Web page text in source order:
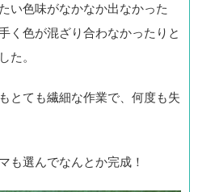
い色味がなかなか出なかった
く色が混ざり合わなかったりと
た。
とても繊細な作業で、何度も失
も選んでなんとか完成！